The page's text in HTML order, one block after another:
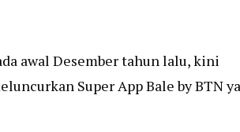
awal Desember tahun lalu, kini
Super App Bale by BTN